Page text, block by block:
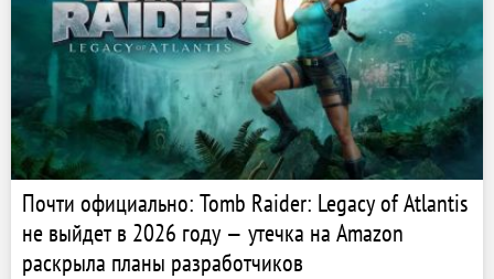
Почти официально: Tomb Raider: Legacy of Atlantis
не выйдет в 2026 году — утечка на Amazon
раскрыла планы разработчиков